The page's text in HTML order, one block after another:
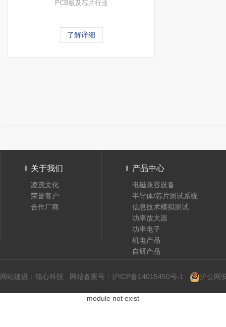
PCB板及芯片行业
了解详细
关于我们
凌茂文化
荣誉客户
合作厂商
产品中心
电磁兼容设备
半导体/芯片测试系统
信息技术模拟测试
功率放大器
功率电子
机电产品
自研产品
网站建设 ： 铭心科技 网站备案号： 沪ICP备14015450号-1 沪公网
module not exist